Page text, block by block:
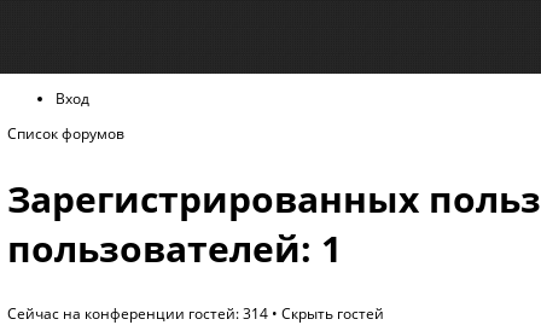
Вход
Список форумов
Зарегистрированных
пользователей: 1
Сейчас на конференции гостей: 314 • Скрыть гостей